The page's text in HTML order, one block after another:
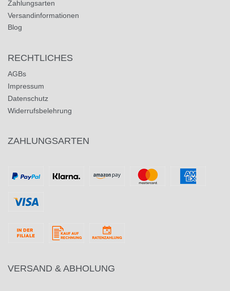
Zahlungsarten
Versandinformationen
Blog
RECHTLICHES
AGBs
Impressum
Datenschutz
Widerrufsbelehrung
ZAHLUNGSARTEN
VERSAND & ABHOLUNG